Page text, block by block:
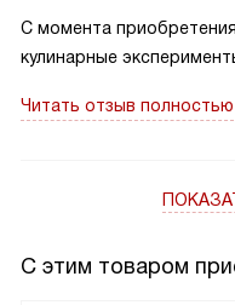
С момента
кулинарные
продукт. Очень
Я люблю готовить на
составляет труда
Читать отзыв полностью
С этим товаром